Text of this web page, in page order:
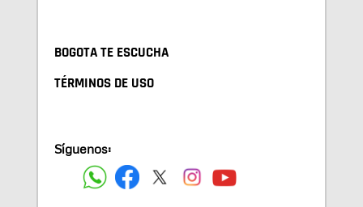
BOGOTA TE ESCUCHA
TÉRMINOS DE USO
Síguenos: